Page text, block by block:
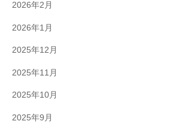
2026年2月
2026年1月
2025年12月
2025年11月
2025年10月
2025年9月